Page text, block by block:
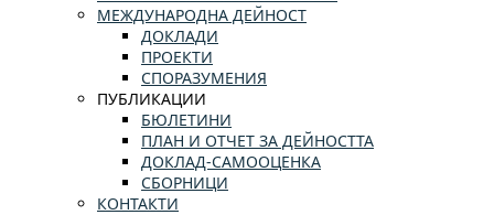
МЕЖДУНАРОДНА ДЕЙНОСТ
ДОКЛАДИ
ПРОЕКТИ
СПОРАЗУМЕНИЯ
ПУБЛИКАЦИИ
БЮЛЕТИНИ
ПЛАН И ОТЧЕТ ЗА ДЕЙНОСТТА
ДОКЛАД-САМООЦЕНКА
СБОРНИЦИ
КОНТАКТИ